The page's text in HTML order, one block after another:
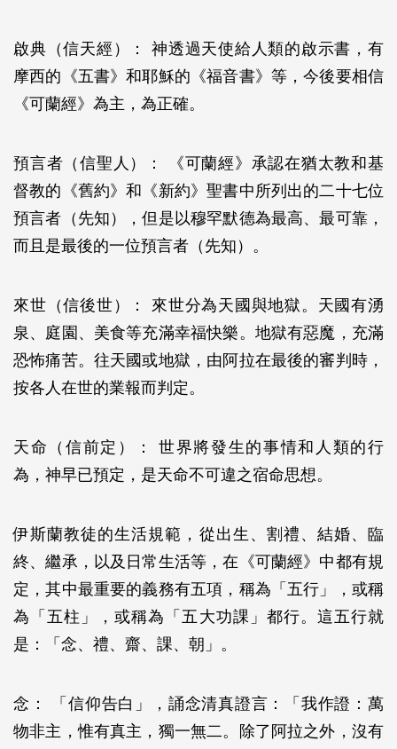
啟典（信天經）： 神透過天使給人類的啟示書，有
摩西的《五書》和耶穌的《福音書》等，今後要相信
《可蘭經》為主，為正確。
預言者（信聖人）： 《可蘭經》承認在猶太教和基
督教的《舊約》和《新約》聖書中所列出的二十七位
預言者（先知），但是以穆罕默德為最高、最可靠，
而且是最後的一位預言者（先知）。
來世（信後世）： 來世分為天國與地獄。天國有湧
泉、庭園、美食等充滿幸福快樂。地獄有惡魔，充滿
恐怖痛苦。往天國或地獄，由阿拉在最後的審判時，
按各人在世的業報而判定。
天命（信前定）： 世界將發生的事情和人類的行
為，神早已預定，是天命不可違之宿命思想。
伊斯蘭教徒的生活規範，從出生、割禮、結婚、臨
終、繼承，以及日常生活等，在《可蘭經》中都有規
定，其中最重要的義務有五項，稱為「五行」，或稱
為「五柱」，或稱為「五大功課」都行。這五行就
是：「念、禮、齋、課、朝」。
念： 「信仰告白」，誦念清真證言：「我作證：萬
物非主，惟有真主，獨一無二。除了阿拉之外，沒有